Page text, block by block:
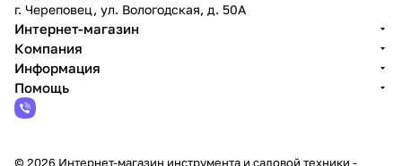
г. Череповец, ул. Вологодская, д. 50А
Интернет-магазин
Компания
Информация
Помощь
© 2026 Интернет-магазин инструмента и садовой техники -